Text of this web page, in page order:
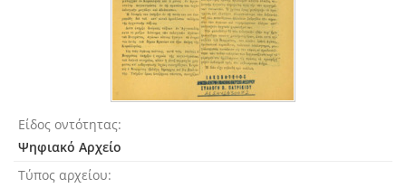
Είδος οντότητας
Ψηφιακό Αρχείο
Τύπος αρχείου